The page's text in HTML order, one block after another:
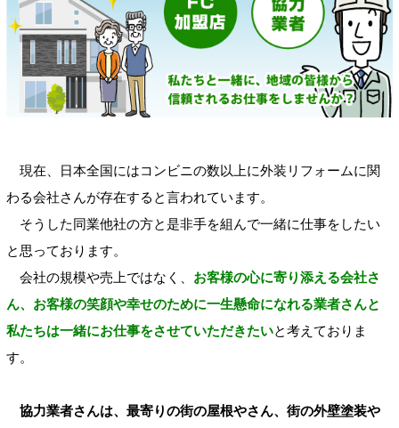
現在、日本全国にはコンビニの数以上に外装リフォームに関
わる会社さんが存在すると言われています。
そうした同業他社の方と是非手を組んで一緒に仕事をしたい
と思っております。
会社の規模や売上ではなく、 お客様の心に寄り添える会社さ
ん、お客様の笑顔や幸せのために一生懸命になれる業者さんと
私たちは一緒にお仕事をさせていただきたいと考えておりま
す。
協力業者さんは、最寄りの街の屋根やさん、街の外壁塗装や